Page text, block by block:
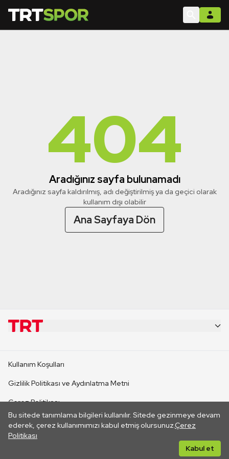
404
Aradığınız sayfa bulunamadı
Aradığınız sayfa kaldırılmış, adı değiştirilmiş ya da geçici olarak
kullanım dışı olabilir
Ana Sayfaya Dön
Bu sitede tanımlama bilgileri kullanılır. Sitede gezinmeye devam
ederek, çerez kullanımımızı kabul etmiş olursunuz.Çerez
Politikası
Kabul et
CANLI YAYINLAR
Kullanım Koşulları
Gizlilik Politikası ve Aydınlatma Metni
Çerez Politikası
İletişim
Her hakkı saklıdır. ©2026 TRT. Bağlantı yoluyla gidilen dış